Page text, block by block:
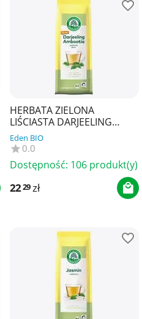
HERBATA ZIELONA
LIŚCIASTA DARJEELING
DEMETER BIO 50 g -
LEBENSBAUM
Eden BIO
0.0
Dostępność: 106 produkt(y)
2229zł